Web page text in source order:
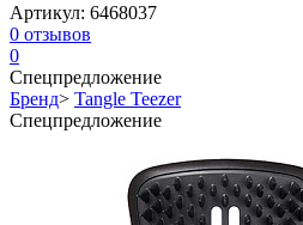
Артикул: 6468037
0 отзывов
0
Спецпредложение
Бренд> Tangle Teezer
Спецпредложение